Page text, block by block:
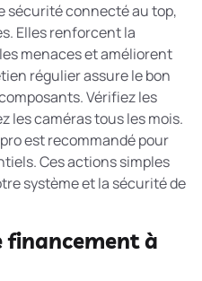
sécurité connecté au top,
Elles renforcent la
menaces et améliorent
régulier assure le bon
Vérifiez les
les caméras tous les mois.
est recommandé pour
Ces actions simples
système et la sécurité de
financement à